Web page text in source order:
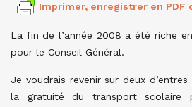
Imprimer, enregistrer en PDF
La fin de l’année 2008 a été riche
pour le Conseil Général.
Je voudrais revenir sur deux
la gratuité du transport scolaire